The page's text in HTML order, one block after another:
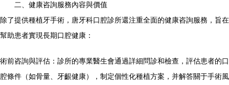
二、健康咨詢服務內容與價值
除了提供種植牙手術，唐牙科口腔診所還注重全面的健康咨詢服務，旨在
幫助患者實現長期口腔健康：
術前咨詢與評估：診所的專業醫生會通過詳細問診和檢查，評估患者的口
腔條件（如骨量、牙齦健康），制定個性化種植方案，并解答關于手術風